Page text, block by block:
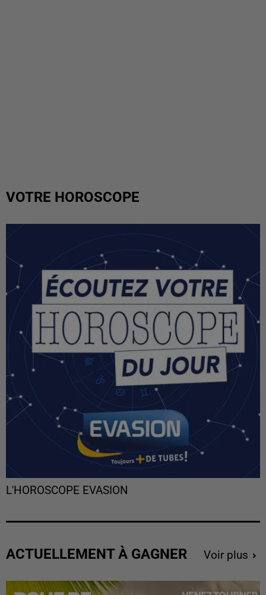
VOTRE HOROSCOPE
L'HOROSCOPE EVASION
ACTUELLEMENT À GAGNER Voir plus